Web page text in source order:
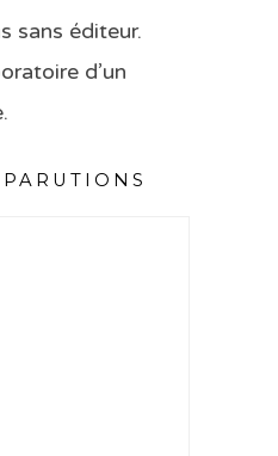
sans éditeur.
d’un